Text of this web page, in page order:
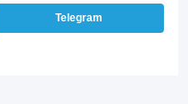
Telegram